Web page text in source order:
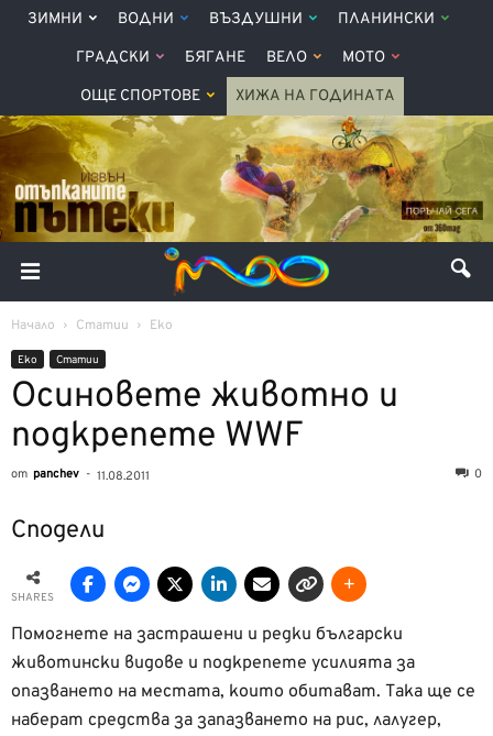
ЗИМНИ ВОДНИ ВЪЗДУШНИ ПЛАНИНСКИ
ГРАДСКИ БЯГАНЕ ВЕЛО МОТО
ОЩЕ СПОРТОВЕ ХИЖА НА ГОДИНАТА
Начало Статии Еко
Еко Статии
Осиновете животно и
подкрепете WWF
от panchev - 11.08.2011 0
Сподели
SHARES
Помогнете на застрашени и редки български
животински видове и подкрепете усилията за
опазването на местата, които обитават. Така ще се
наберат средства за запазването на рис, лалугер,